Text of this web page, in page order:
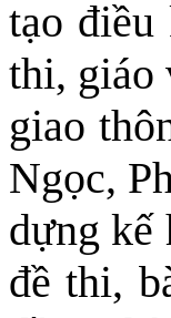
tạo
thi, giáo
giao
Ngọc,
dựng kế
đề thi,